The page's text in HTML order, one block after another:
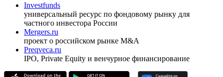
Investfunds
универсальный ресурс по фондовому рынку для
частного инвестора России
Mergers.ru
проект о российском рынке M&A
Preqveca.ru
IPO, Private Equity и венчурное финансирование